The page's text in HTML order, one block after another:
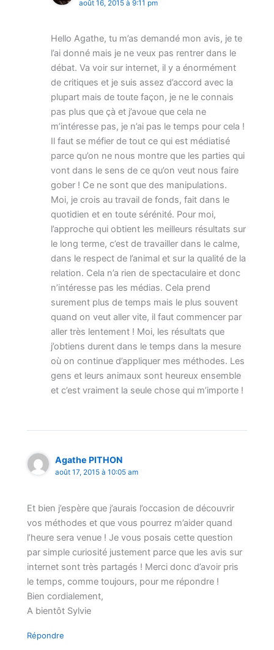
août 16, 2015 à 9:11 pm
Hello Agathe, tu m’as demandé mon avis, je te
l’ai donné mais je ne veux pas rentrer dans le
débat. Va voir sur internet, il y a énormément
de critiques et je suis assez d’accord avec la
plupart mais de toute façon, je ne le connais
pas plus que çà et j’avoue que cela ne
m’intéresse pas, je n’ai pas le temps pour cela !
Il faut se méfier de tout ce qui est médiatisé
parce qu’on ne nous montre que les parties qui
vont dans le sens de ce qu’on veut nous faire
gober ! Ce ne sont que des manipulations.
Moi, je crois au travail de fonds, fait dans le
quotidien et en toute sérénité. Pour moi,
l’approche qui obtient les meilleurs résultats sur
le long terme, c’est de travailler dans le calme,
dans le respect de l’animal et sur la qualité de la
relation. Cela n’a rien de spectaculaire et donc
n’intéresse pas les médias. Cela prend
surement plus de temps mais le plus souvent
quand on veut aller vite, il faut commencer par
aller très lentement ! Moi, les résultats que
j’obtiens durent dans le temps dans la mesure
où on continue d’appliquer mes méthodes. Les
gens et leurs animaux sont heureux ensemble
et c’est vraiment la seule chose qui m’importe !
Agathe PITHON
août 17, 2015 à 10:05 am
Et bien j’espère que j’aurais l’occasion de découvrir
vos méthodes et que vous pourrez m’aider quand
l’heure sera venue ! Je vous posais cette question
par simple curiosité justement parce que les avis sur
internet sont très partagés ! Merci donc d’avoir pris
le temps, comme toujours, pour me répondre !
Bien cordialement,
A bientôt Sylvie
Répondre